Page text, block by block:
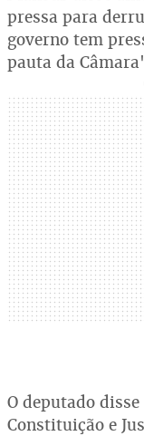
pressa para
governo tem
pauta da
O deputado
Constituição e